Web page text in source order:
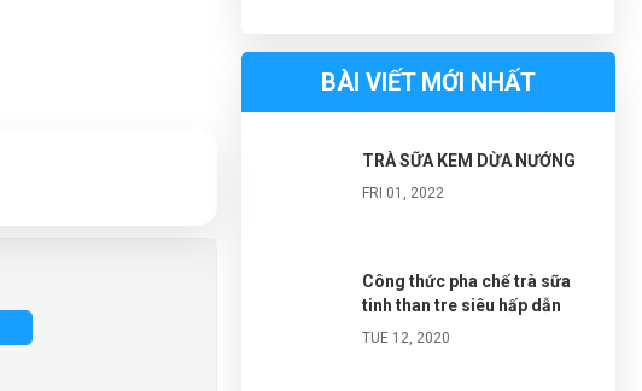
BÀI VIẾT MỚI NHẤT
TRÀ SỮA KEM DỪA NƯỚNG
FRI 01, 2022
Công thức pha chế trà sữa
tinh than tre siêu hấp dẫn
TUE 12, 2020